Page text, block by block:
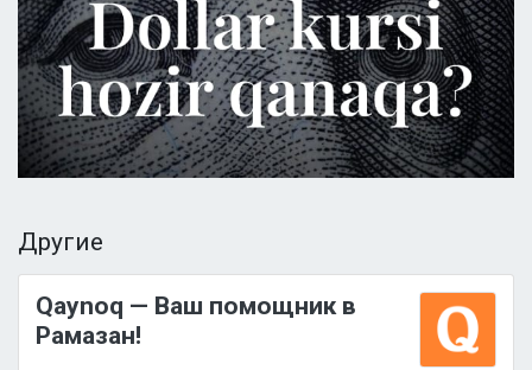
Другие
Qaynoq — Ваш помощник в
Рамазан!